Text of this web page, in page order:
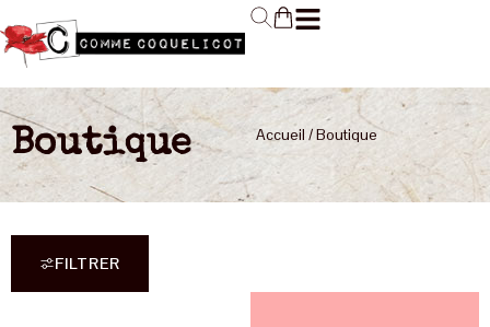
Boutique Accueil / Boutique
FILTRER